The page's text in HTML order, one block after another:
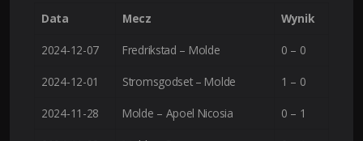
Data Mecz Wynik
2024-12-07 Fredrikstad – Molde 0 – 0
2024-12-01 Stromsgodset – Molde 1 – 0
2024-11-28 Molde – Apoel Nicosia 0 – 1